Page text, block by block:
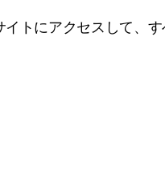
トにアクセスして、